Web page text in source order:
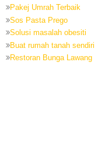
Pakej Umrah Terbaik
Sos Pasta Prego
Solusi masalah obesiti
Buat rumah tanah sendiri
Restoran Bunga Lawang